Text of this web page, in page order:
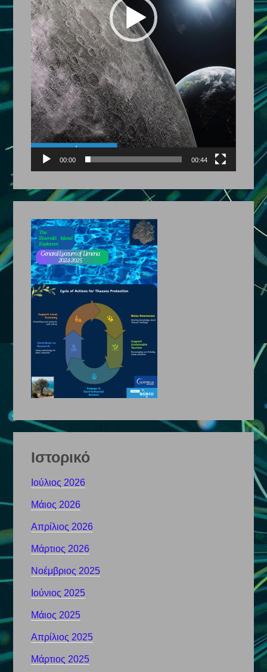
00:00 00:44
Ιστορικό
Ιούλιος 2026
Μάιος 2026
Απρίλιος 2026
Μάρτιος 2026
Νοέμβριος 2025
Ιούνιος 2025
Μάιος 2025
Απρίλιος 2025
Μάρτιος 2025